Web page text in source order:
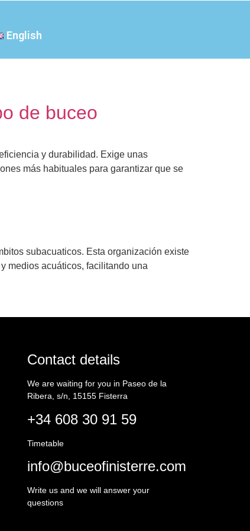
English
de buceo
y durabilidad. Exige unas
más habituales para garantizar que se
subacuaticos. Esta organización existe
medios acuáticos, facilitando una
Contact details
We are waiting for you in Paseo de la
Ribera, s/n, 15155 Fisterra
+34 608 30 91 59
Timetable
info@buceofinisterre.com
Write us and we will answer your
questions